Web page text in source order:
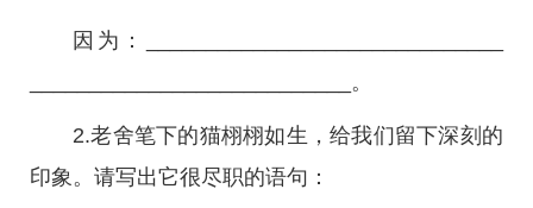
因为：______________________________
___________________________。
2.老舍笔下的猫栩栩如生，给我们留下深刻的
印象。请写出它很尽职的语句：